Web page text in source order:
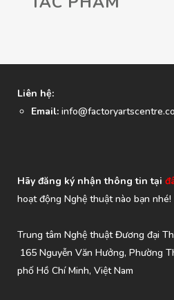
Liên hệ:
Email:
Hãy đăng ký nhận thông tin tại
hoạt động Nghệ thuật nào bạn nhé!
Trung tâm Nghệ thuật Đương đại
165 Nguyễn Văn Hưởng, Phường
phố Hồ Chí Minh, Việt Nam